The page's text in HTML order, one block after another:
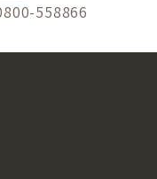
558866